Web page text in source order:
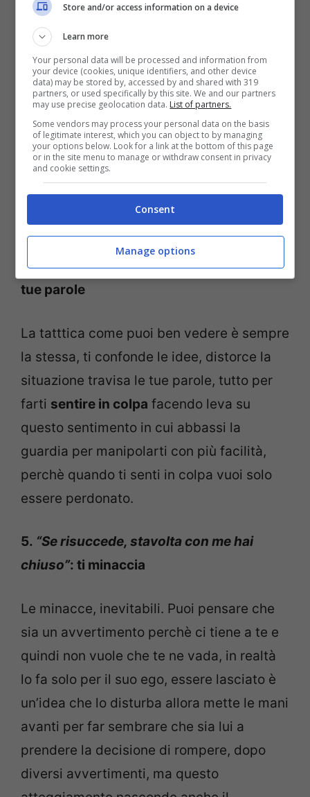
vittimatenta di farti venire dei sensi di
colpa e.Difficilmente riusciamo a
biasimare una vittima e il manipolatore
questo lo sa molto bene. Un manipolatore
fa leva sull’empatia e ti convince che il tuo
comportamento è la causa del suo
comportamento, come se dipendesse
tutto da te, incluso il suo atteggiamento
sbagliato.
4.
cattivo?”: trae conclusioni e distorce le
tue parole
La tatttica come puoi ben vedere è sempre
la stessa, ti confonde le idee, distorce la
situazione travisa le tue parole, tutto per
farti sentire in colpa facendo leva su
questo sentimento in cui abbassi la
guardia per manipolarti con più facilità,
perchè quando ti senti in colpa vuoi solo
essere perdonato.
5. “Se risuccede, stavolta con me hai
chiuso”: ti minaccia
Le minacce, inevitabili. Puoi pensare che
sia un avvertimento perchè ci tiene a te e
quindi non vuole che te ne vada, in realtà
lo fa solo per il suo ego, essere lasciato è
un’idea che lo disturba allora mette le mani
avanti per far sembrare che sia lui a
prendere la decisione di rompere, dopo
diversi avvertimenti, ma questo
Store and/or access information on a device
Learn more
Your personal data will be processed and information from
your device (cookies, unique identifiers, and other device
data) may be stored by, accessed by and shared with 319
partners, or used specifically by this site. We and our partners
may use precise geolocation data. List of partners.
Some vendors may process your personal data on the basis
of legitimate interest, which you can object to by managing
your options below. Look for a link at the bottom of this page
or in the site menu to manage or withdraw consent in privacy
and cookie settings.
Consent
Manage options